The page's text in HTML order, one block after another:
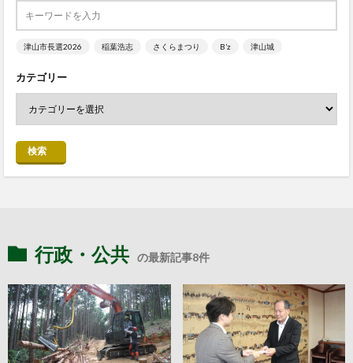
津山市長選2026 稲葉浩志 さくらまつり B’z 津山城
カテゴリー
検索
行政・公共 の最新記事8件